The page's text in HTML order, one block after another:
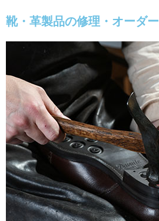
靴・革製品の修理・オーダー​